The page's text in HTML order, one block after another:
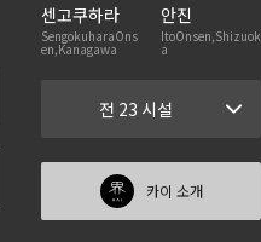
센고쿠하라
SengokuharaOns
en,Kanagawa
안진
ItoOnsen,Shizuok
a
전 23 시설
카이 소개